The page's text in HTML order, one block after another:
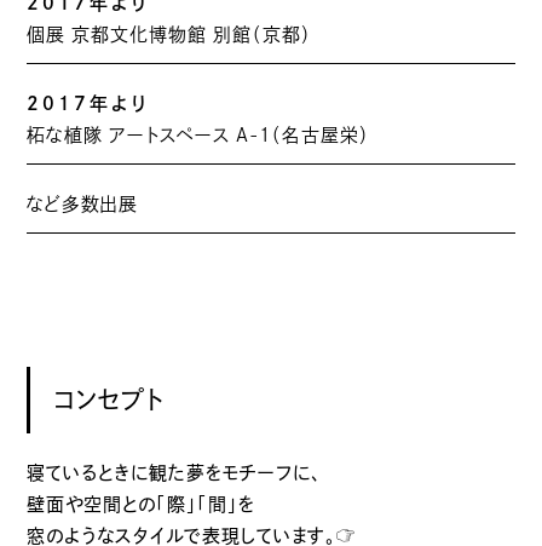
個展 京都文化博物館 別館（京都）
2017年より
柘な植隊 アートスペース A-1（名古屋栄）
など多数出展
コンセプト
寝ているときに観た夢をモチーフに、
壁面や空間との「際」「間」を
窓のようなスタイルで表現しています。☞